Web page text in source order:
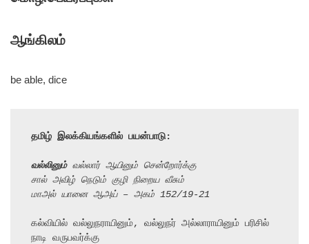
ஆங்கிலம்
be able, dice
தமிழ் இலக்கியங்களில் பயன்பாடு:
வல்லினும் வல்லார் ஆயினும் சென்றோர்க்கு
சால் அவிழ் நெடும் குழி நிறைய வீசும்
மாஅல் யானை ஆஅய் – அகம் 152/19-21
கல்வியில் வல்லுநராயினும், வல்லுநர் அல்லாராயினும் பரிசில்
நாடி வருபவர்க்கு